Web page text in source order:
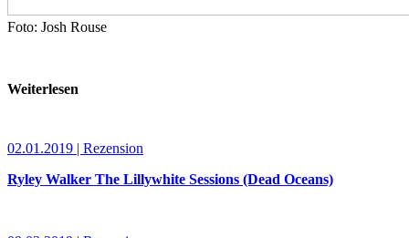
Foto: Josh Rouse
Weiterlesen
02.01.2019 | Rezension
Ryley Walker The Lillywhite Sessions (Dead Oceans)